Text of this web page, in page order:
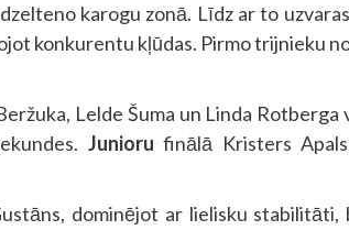
karogu zonā. Līdz ar to
konkurentu kļūdas. Pirmo trijnieku
Lelde Šuma un Linda Rotberga
Junioru finālā Kristers
dominējot ar lielisku stabilitāti,